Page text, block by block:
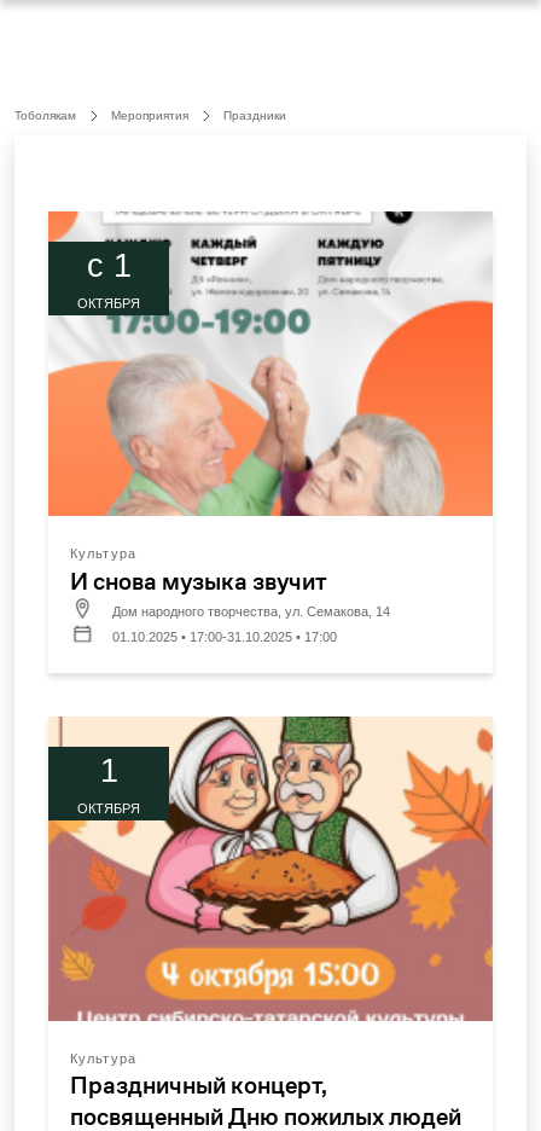
Тоболякам Мероприятия Праздники
c 1
ОКТЯБРЯ
Культура
И снова музыка звучит
Дом народного творчества, ул. Семакова, 14
01.10.2025 • 17:00-31.10.2025 • 17:00
1
ОКТЯБРЯ
Культура
Праздничный концерт,
посвященный Дню пожилых людей